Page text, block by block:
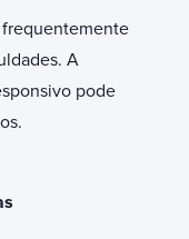
A
pode